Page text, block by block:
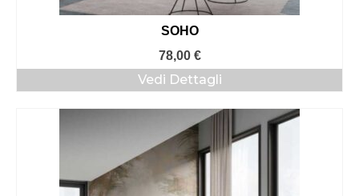
SOHO
78,00 €
Vedi Dettagli